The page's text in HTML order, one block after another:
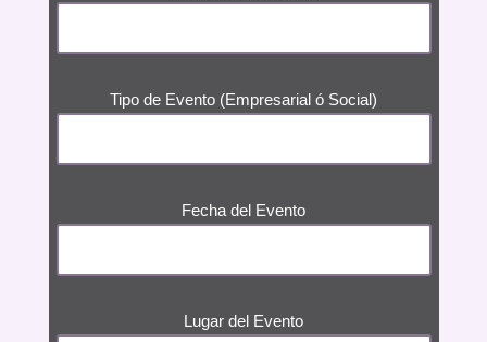
Tipo de Evento (Empresarial ó Social)
Fecha del Evento
Lugar del Evento